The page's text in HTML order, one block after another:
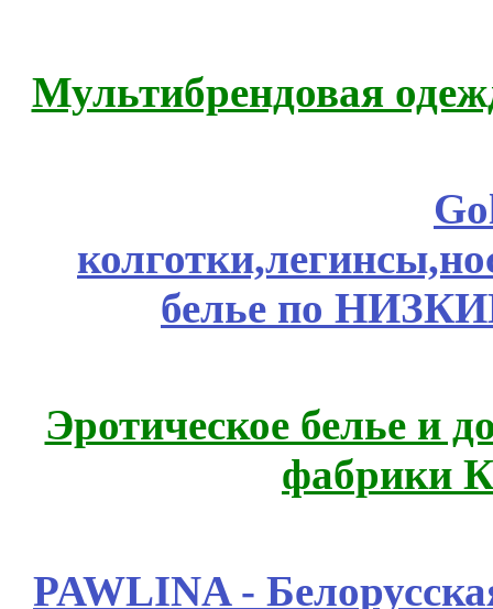
Мультибрендовая
белье по
Эротическое белье и
фабрики
PAWLINA -